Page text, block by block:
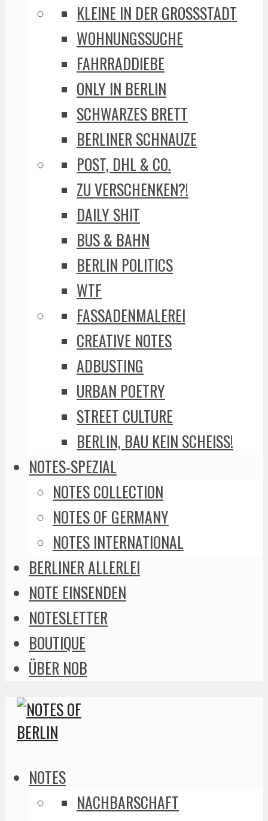
KLEINE IN DER GROSSSTADT
WOHNUNGSSUCHE
FAHRRADDIEBE
ONLY IN BERLIN
SCHWARZES BRETT
BERLINER SCHNAUZE
POST, DHL & CO.
ZU VERSCHENKEN?!
DAILY SHIT
BUS & BAHN
BERLIN POLITICS
WTF
FASSADENMALEREI
CREATIVE NOTES
ADBUSTING
URBAN POETRY
STREET CULTURE
BERLIN, BAU KEIN SCHEISS!
NOTES-SPEZIAL
NOTES COLLECTION
NOTES OF GERMANY
NOTES INTERNATIONAL
BERLINER ALLERLEI
NOTE EINSENDEN
NOTESLETTER
BOUTIQUE
ÜBER NOB
NOTES
NACHBARSCHAFT